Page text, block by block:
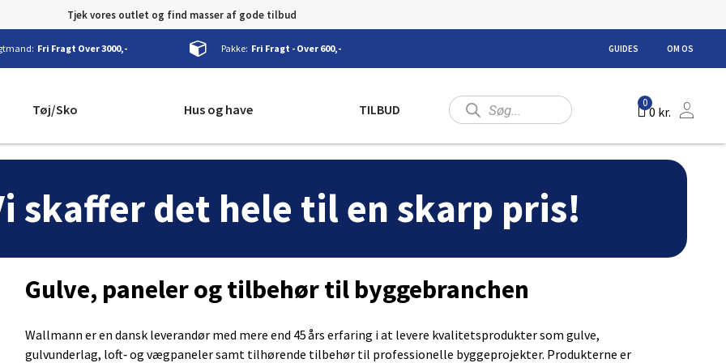
Tjek vores outlet og find masser af gode tilbud
Fri Fragt Over 3000,- Pakke: Fri Fragt - Over 600,- GUIDES OM OS
Products
search
0 kr.
0
Tøj/Sko Hus og have TILBUD
skaffer det hele til en skarp pris!
Gulve, paneler og tilbehør til byggebranchen
Wallmann er en dansk leverandør med mere end 45 års erfaring i at levere kvalitetsprodukter som gulve,
gulvunderlag, loft‑ og vægpaneler samt tilhørende tilbehør til professionelle byggeprojekter. Produkterne er